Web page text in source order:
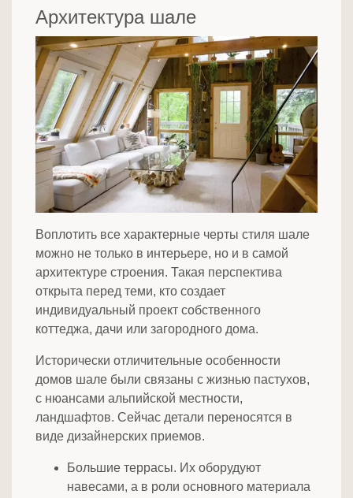
Архитектура шале
Воплотить все характерные черты стиля шале
можно не только в интерьере, но и в самой
архитектуре строения. Такая перспектива
открыта перед теми, кто создает
индивидуальный проект собственного
коттеджа, дачи или загородного дома.
Исторически отличительные особенности
домов шале были связаны с жизнью пастухов,
с нюансами альпийской местности,
ландшафтов. Сейчас детали переносятся в
виде дизайнерских приемов.
Большие террасы. Их оборудуют
навесами, а в роли основного материала